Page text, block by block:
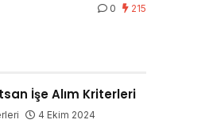
0 215
İşe Alım Kriterleri
4 Ekim 2024